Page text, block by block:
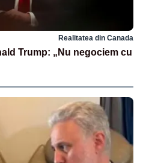
Realitatea din Canada
Trump: „Nu negociem cu